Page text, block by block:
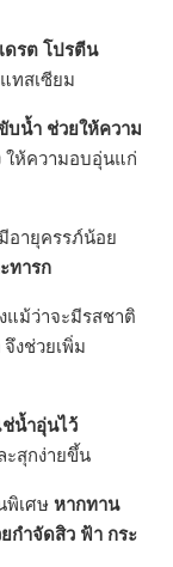
ดรต โปรตีน
ทสเซียม
บน้ำ ช่วยให้ความ
ให้ความอบอุ่นแก่
อายุครรภ์น้อย
ทารก
แม้ว่าจะมีรสชาติ
จึงช่วยเพิ่ม
น้ำอุ่นไว้
ะสุกง่ายขึ้น
พิเศษ หากทาน
กำจัดสิว ฟ้า กระ